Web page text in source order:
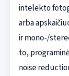
intelekto
arba
ir mono-/
to,
noise